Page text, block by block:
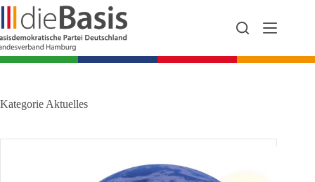
Zum
Inhalt
springen
Kategorie Aktuelles